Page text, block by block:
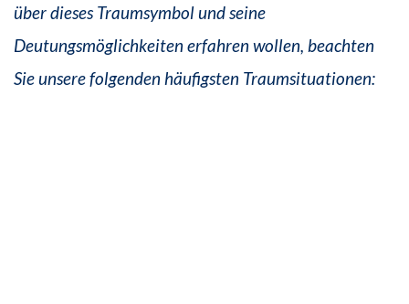
über dieses Traumsymbol und seine
Deutungsmöglichkeiten erfahren wollen, beachten
Sie unsere folgenden häufigsten Traumsituationen: